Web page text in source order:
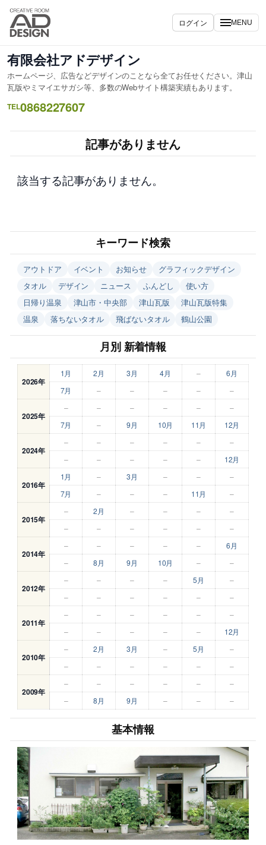
内
を
キ
ッ
プ
ログイン MENU
有限会社アドデザイン
ホームページ、広告などデザインのことなら全てお任せください。津山
瓦版やミマイエサガシ等、多数のWebサイト構築実績もあります。
TEL0868227607
記事がありません
該当する記事がありません。
キーワード検索
アウトドア イベント お知らせ
グラフィックデザイン
タオル
デザイン ニュース ふんどし
使い方
日帰り温泉
津山市・中央部 津山瓦版
津山瓦版特集
温泉
落ちないタオル 飛ばないタオル 鶴山公園
月別 新着情報
2026年
1月 2月 3月 4月 –
6月
7月
– – – – –
2025年
– – – – –
–
7月
– 9月 10月 11月 12月
2024年
– – – – –
–
–
– – – – 12月
2016年
1月 – 3月 – –
–
7月
– – – 11月 –
2015年
– 2月 – – –
–
–
– – – – –
2014年
– – – – –
6月
–
8月 9月 10月 – –
2012年
– – – – 5月
–
–
– – – – –
2011年
– – – – –
–
–
– – – – 12月
2010年
– 2月 3月 – 5月
–
–
– – – – –
2009年
– – – – –
–
–
8月 9月 – – –
基本情報